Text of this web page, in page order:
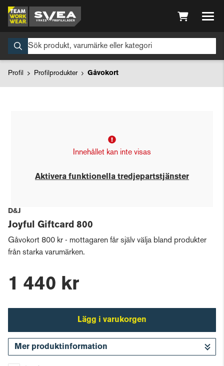
Profil Profilprodukter Gåvokort
Innehållet kan inte visas
Aktivera funktionella tredjepartstjänster
D&J
Joyful Giftcard 800
Gåvokort 800 kr - mottagaren får själv välja bland produkter
från starka varumärken.
1 440 kr
Lägg i varukorgen
Mer produktinformation